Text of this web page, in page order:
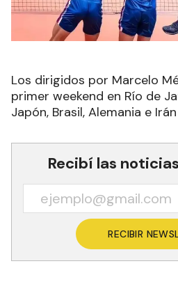
Los dirigidos por Marcelo
primer weekend en Río de
Japón, Brasil, Alemania e
Recibí las
RECIBIR